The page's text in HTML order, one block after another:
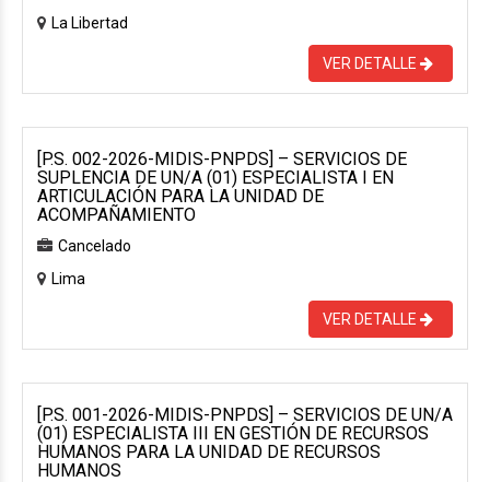
La Libertad
VER DETALLE
[P.S. 002-2026-MIDIS-PNPDS] – SERVICIOS DE
SUPLENCIA DE UN/A (01) ESPECIALISTA I EN
ARTICULACIÓN PARA LA UNIDAD DE
ACOMPAÑAMIENTO
Cancelado
Lima
VER DETALLE
[P.S. 001-2026-MIDIS-PNPDS] – SERVICIOS DE UN/A
(01) ESPECIALISTA III EN GESTIÓN DE RECURSOS
HUMANOS PARA LA UNIDAD DE RECURSOS
HUMANOS